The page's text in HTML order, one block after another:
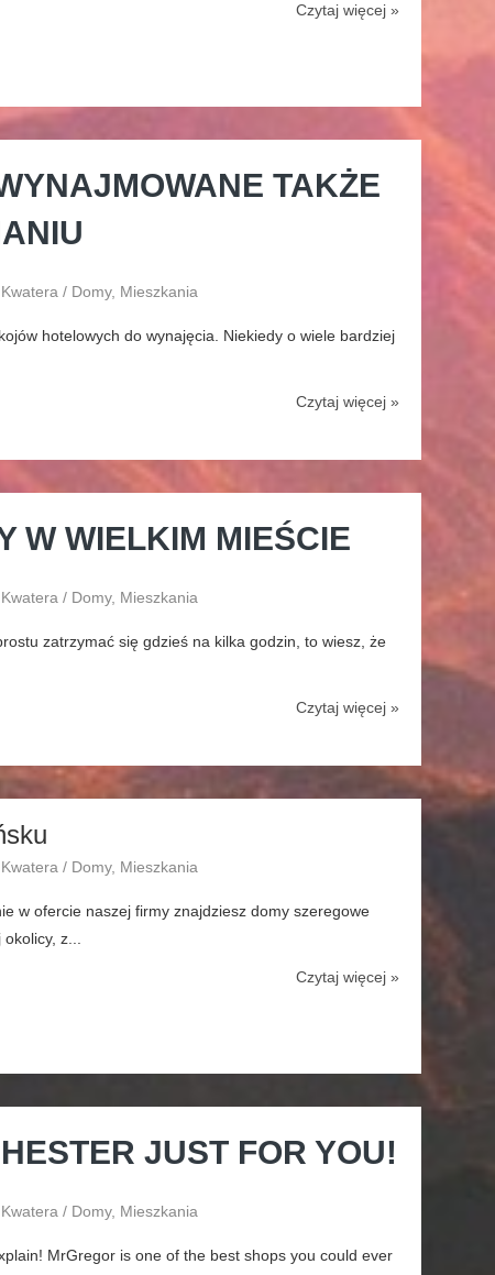
Czytaj więcej »
TAKŻE
/ Domy, Mieszkania
hotelowych do wynajęcia. Niekiedy o wiele bardziej
Czytaj więcej »
W WIELKIM MIEŚCIE
/ Domy, Mieszkania
zatrzymać się gdzieś na kilka godzin, to wiesz, że
Czytaj więcej »
/ Domy, Mieszkania
w ofercie naszej firmy znajdziesz domy szeregowe
z...
Czytaj więcej »
JUST FOR YOU!
/ Domy, Mieszkania
MrGregor is one of the best shops you could ever